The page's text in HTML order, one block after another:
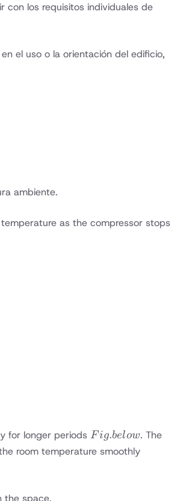
con los requisitos individuales de
el uso o la orientación del edificio,
ambiente.
as the compressor stops
for longer periods Fig.
below
F ig.below. The
room temperature smoothly
the space.